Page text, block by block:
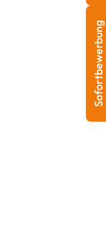
Sofortbewerbung